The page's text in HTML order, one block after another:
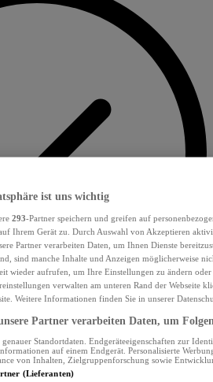
ist uns wichtig
293-Partner speichern und greifen auf
Ihrem Gerät zu. Durch Auswahl von Akzeptieren
Partner verarbeiten Daten, um Ihnen Dienste
sind manche Inhalte und Anzeigen möglicherweise
wieder aufrufen, um Ihre Einstellungen zu ändern
verwalten am unteren Rand der Webseite
Weitere Informationen finden Sie in unserer
Partner verarbeiten Daten, um
Standortdaten. Endgeräteeigenschaften zur
auf einem Endgerät. Personalisierte
von Inhalten, Zielgruppenforschung sowie
(Lieferanten)